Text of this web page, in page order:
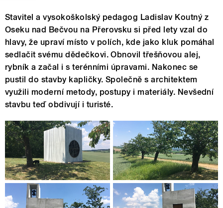
Stavitel a vysokoškolský pedagog Ladislav Koutný z
Oseku nad Bečvou na Přerovsku si před lety vzal do
hlavy, že upraví místo v polích, kde jako kluk pomáhal
sedlačit svému dědečkovi. Obnovil třešňovou alej,
rybník a začal i s terénními úpravami. Nakonec se
pustil do stavby kapličky. Společně s architektem
využili moderní metody, postupy i materiály. Nevšední
stavbu teď obdivují i turisté.